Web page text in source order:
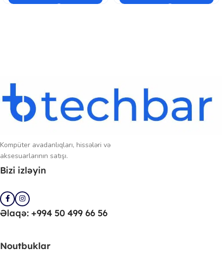
Kompüter avadanlıqları, hissələri və
aksesuarlarının satışı.
Bizi izləyin
Əlaqə: +994 50 499 66 56
Noutbuklar